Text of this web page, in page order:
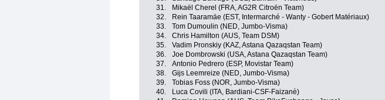
31.
Mikaël Cherel (FRA, AG2R Citroën Team)
32.
Rein Taaramäe (EST, Intermarché - Wanty - Gobert Matériaux)
33.
Tom Dumoulin (NED, Jumbo-Visma)
34.
Chris Hamilton (AUS, Team DSM)
35.
Vadim Pronskiy (KAZ, Astana Qazaqstan Team)
36.
Joe Dombrowski (USA, Astana Qazaqstan Team)
37.
Antonio Pedrero (ESP, Movistar Team)
38.
Gijs Leemreize (NED, Jumbo-Visma)
39.
Tobias Foss (NOR, Jumbo-Visma)
40.
Luca Covili (ITA, Bardiani-CSF-Faizanè)